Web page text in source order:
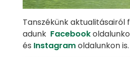
Tanszékünk
adunk Facebook
és Instagramoldalunkon is.